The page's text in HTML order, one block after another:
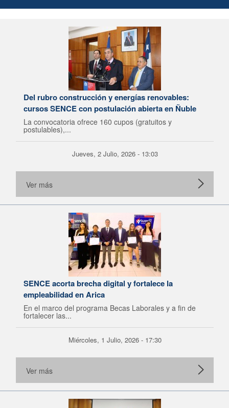
Del rubro construcción y energías renovables:
cursos SENCE con postulación abierta en Ñuble
La convocatoria ofrece 160 cupos (gratuitos y
postulables),...
Jueves, 2 Julio, 2026 - 13:03
Ver más
SENCE acorta brecha digital y fortalece la
empleabilidad en Arica
En el marco del programa Becas Laborales y a fin de
fortalecer las...
Miércoles, 1 Julio, 2026 - 17:30
Ver más